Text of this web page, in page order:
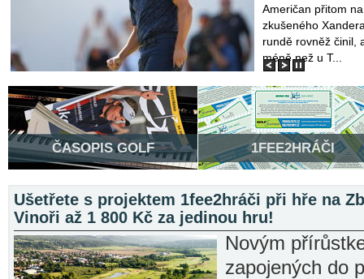
Američan přitom
zkušeného
rundě rovněž činil,
méně než u T...
ČASOPISGOLF 1FEE2HRÁČI
Ušetřete s projektem 1fee2hráči při hře na
Vinoři až 1 800 Kč za jedinou hru!
Novým
zapojených do